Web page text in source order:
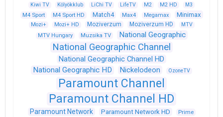
Kiwi TV
Kölyökklub LiChi TV LifeTV M2 M2 HD M3
M4 Sport M4 Sport HD Match4 Max4 Megamax Minimax
Mozi+ Mozi+ HD Moziverzum Moziverzum HD
MTV
MTV Hungary
Muzsika TV National Geographic
National Geographic Channel
National Geographic Channel HD
National Geographic HD
Nickelodeon OzoneTV
Paramount Channel
Paramount Channel HD
Paramount Network Paramount Network HD Prime